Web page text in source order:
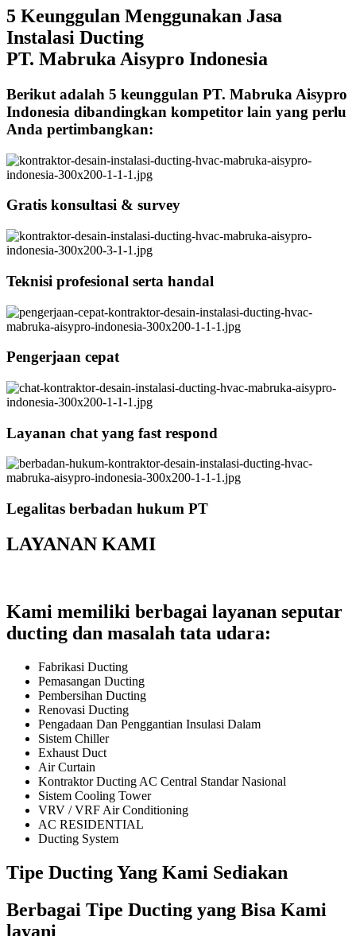
5 Keunggulan Menggunakan Jasa
Instalasi Ducting
PT. Mabruka Aisypro Indonesia
Berikut adalah 5 keunggulan PT. Mabruka Aisypro
Indonesia dibandingkan kompetitor lain yang perlu
Anda pertimbangkan:
Gratis konsultasi & survey
Teknisi profesional serta handal
Pengerjaan cepat
Layanan chat yang fast respond
Legalitas berbadan hukum PT
LAYANAN KAMI
Kami memiliki berbagai layanan seputar
ducting dan masalah tata udara:
Fabrikasi Ducting
Pemasangan Ducting
Pembersihan Ducting
Renovasi Ducting
Pengadaan Dan Penggantian Insulasi Dalam
Sistem Chiller
Exhaust Duct
Air Curtain
Kontraktor Ducting AC Central Standar Nasional
Sistem Cooling Tower
VRV / VRF Air Conditioning
AC RESIDENTIAL
Ducting System
Tipe Ducting Yang Kami Sediakan
Berbagai Tipe Ducting yang Bisa Kami
layani